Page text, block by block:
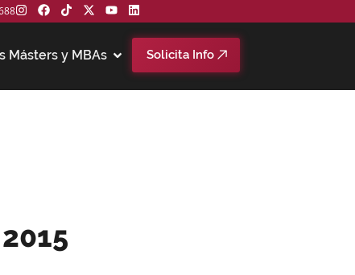
Másters y MBAs Solicita Info